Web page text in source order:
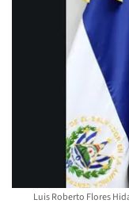
Luis Roberto Flores